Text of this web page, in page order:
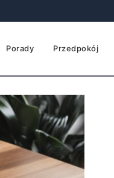
Porady Przedpokój